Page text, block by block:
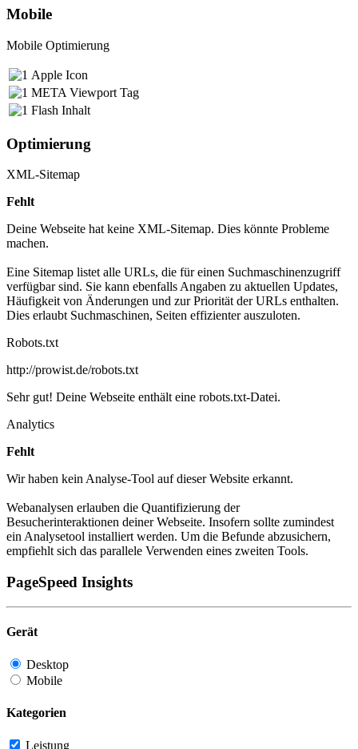
Mobile
Mobile Optimierung
Apple Icon
META Viewport Tag
Flash Inhalt
Optimierung
XML-Sitemap
Fehlt
Deine Webseite hat keine XML-Sitemap. Dies könnte Probleme
machen.
Eine Sitemap listet alle URLs, die für einen Suchmaschinenzugriff
verfügbar sind. Sie kann ebenfalls Angaben zu aktuellen Updates,
Häufigkeit von Änderungen und zur Priorität der URLs enthalten.
Dies erlaubt Suchmaschinen, Seiten effizienter auszuloten.
Robots.txt
http://prowist.de/robots.txt
Sehr gut! Deine Webseite enthält eine robots.txt-Datei.
Analytics
Fehlt
Wir haben kein Analyse-Tool auf dieser Website erkannt.
Webanalysen erlauben die Quantifizierung der
Besucherinteraktionen deiner Webseite. Insofern sollte zumindest
ein Analysetool installiert werden. Um die Befunde abzusichern,
empfiehlt sich das parallele Verwenden eines zweiten Tools.
PageSpeed Insights
Gerät
Desktop
Mobile
Kategorien
Leistung